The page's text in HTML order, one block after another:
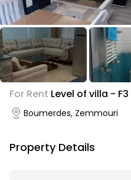
+2
Photo
For Rent Level of villa - F3
Boumerdes, Zemmouri
Property Details